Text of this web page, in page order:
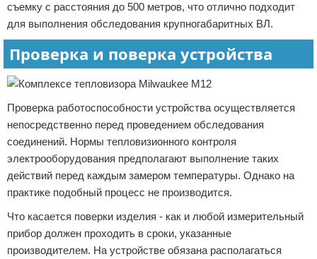
съемку с расстояния до 500 метров, что отлично подходит
для выполнения обследования крупногабаритных ВЛ.
Проверка и поверка устройства
Проверка работоспособности устройства осуществляется
непосредственно перед проведением обследования
соединений. Нормы тепловизионного контроля
электрооборудования предполагают выполнение таких
действий перед каждым замером температуры. Однако на
практике подобный процесс не производится.
Что касается поверки изделия - как и любой измерительный
прибор должен проходить в сроки, указанные
производителем. На устройстве обязана располагаться